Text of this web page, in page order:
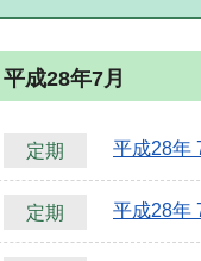
平成28年7月
定期 平成28年
定期 平成28年